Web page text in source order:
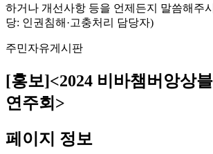
하거나 개선사항 등을 언제든지 말씀해주
당: 인권침해·고충처리 담당자)
주민자유게시판
[홍보]<2024 비바챔버앙상블
연주회>
페이지 정보